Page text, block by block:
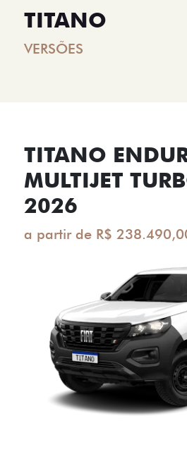
TITANO
VERSÕES
TITANO
MULTIJET
2026
a partir de R$